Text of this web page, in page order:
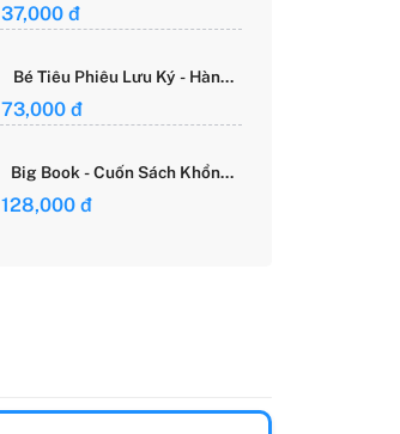
37,000 đ
Bé Tiêu Phiêu Lưu Ký - Hành
Giới Của Cô Gái Việt
73,000 đ
Big Book - Cuốn Sách Khổng
Hành Tinh (Tái Bản)
128,000 đ